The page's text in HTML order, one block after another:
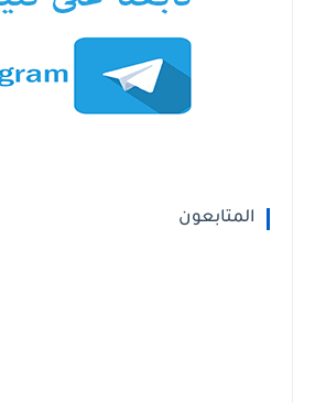
المتابعون